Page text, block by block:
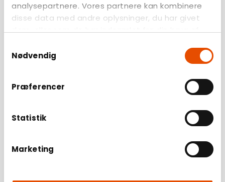
analysepartnere. Vores partnere kan kombinere
disse data med andre oplysninger, du har givet
dem, eller som de har indsamlet fra din brug af
Nødvendig
Præferencer
Statistik
Marketing